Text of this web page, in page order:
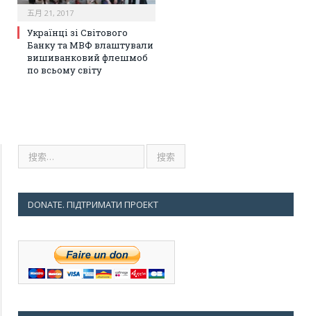
五月 21, 2017
Українці зі Світового
Банку та МВФ влаштували
вишиванковий флешмоб
по всьому світу
DONATE. ПІДТРИМАТИ ПРОЕКТ